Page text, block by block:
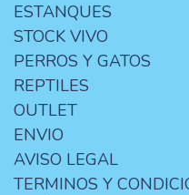
ESTANQUES
STOCK VIVO
PERROS Y GATOS
REPTILES
OUTLET
ENVIO
AVISO LEGAL
TERMINOS Y